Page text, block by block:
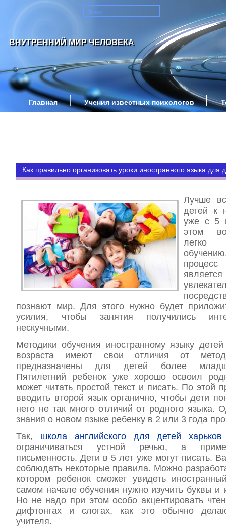
ВНУТРЕННИЙ МИР ЧЕЛОВЕКА
Главная Учения известных психологов
Как правильно организовать уроки иностранного языка для
Лучше
детей к
уже с 5
этом
легко
является
познают мир. Для этого нужно будет
усилия, чтобы занятия получились
нескучными.
Методики обучения иностранному языку
возраста имеют свои отличия от
предназначены для детей более
Пятилетний ребенок уже хорошо освоил
может читать простой текст и писать. По этой
вводить второй язык органично, чтобы дети
него не так много отличий от родного языка.
знания о новом языке ребенку в 2 или 3 года
Так, школа английского для детей харьков
ограничиваться устной речью, а
письменность. Дети в 5 лет уже могут писать.
соблюдать некоторые правила. Можно
котором ребенок сможет увидеть
самом начале обучения нужно изучить буквы и
Но не надо при этом особо акцентировать
дифтонгах и слогах, как это обычно
учителя.